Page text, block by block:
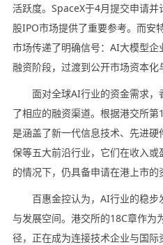
活跃度。SpaceX于4月提交申请
股IPO市场提供了重要参考。而安
市场传递了明确信号：AI大模型
融资阶段，过渡到公开市场资本化
面对全球AI行业的资金需求
了相应的融资渠道。根据港交所
是涵盖了新一代信息技术、先进
保等五大前沿行业，它们在收入
的情况下，仍具备申请在港上市的
百惠金控认为，AI行业的稳
与发展空间。港交所的18C章作为
径，正在成为连接技术企业与国